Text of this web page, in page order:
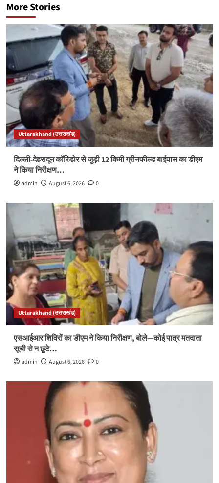
More Stories
Uttarakhand (उत्तराखंड)
दिल्ली-देहरादून कॉरिडोर से जुड़ी 12 किमी ग्रीनफील्ड बाईपास का डीएम
ने किया निरीक्षण…
admin August 6, 2026 0
Uttarakhand (उत्तराखंड)
एसआईआर शिविरों का डीएम ने किया निरीक्षण, बोले—कोई पात्र मतदाता
सूची से न छूटे…
admin August 6, 2026 0